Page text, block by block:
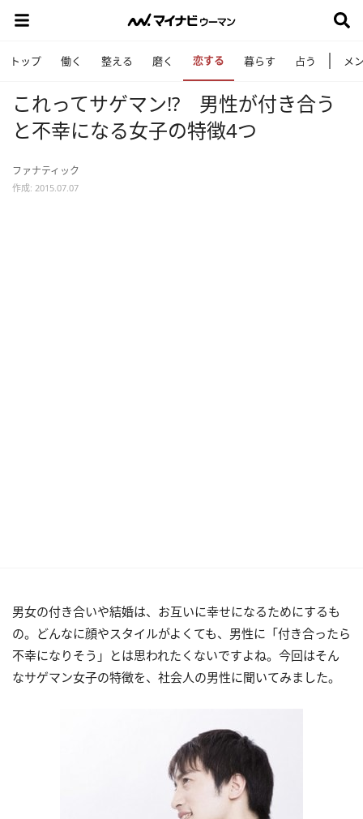
トップ 働く 整える 磨く 恋する 暮らす 占う メ
これってサゲマン!? 男性が付き合う
と不幸になる女子の特徴4つ
ファナティック
作成: 2015.07.07
男女の付き合いや結婚は、お互いに幸せになるためにするも
の。どんなに顔やスタイルがよくても、男性に「付き合ったら
不幸になりそう」とは思われたくないですよね。今回はそん
なサゲマン女子の特徴を、社会人の男性に聞いてみました。